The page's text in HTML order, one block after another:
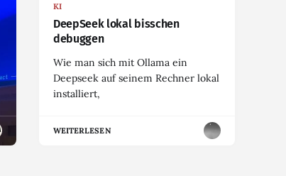
KI
DeepSeek lokal bisschen
debuggen
Wie man sich mit Ollama ein
Deepseek auf seinem Rechner lokal
installiert,
WEITERLESEN